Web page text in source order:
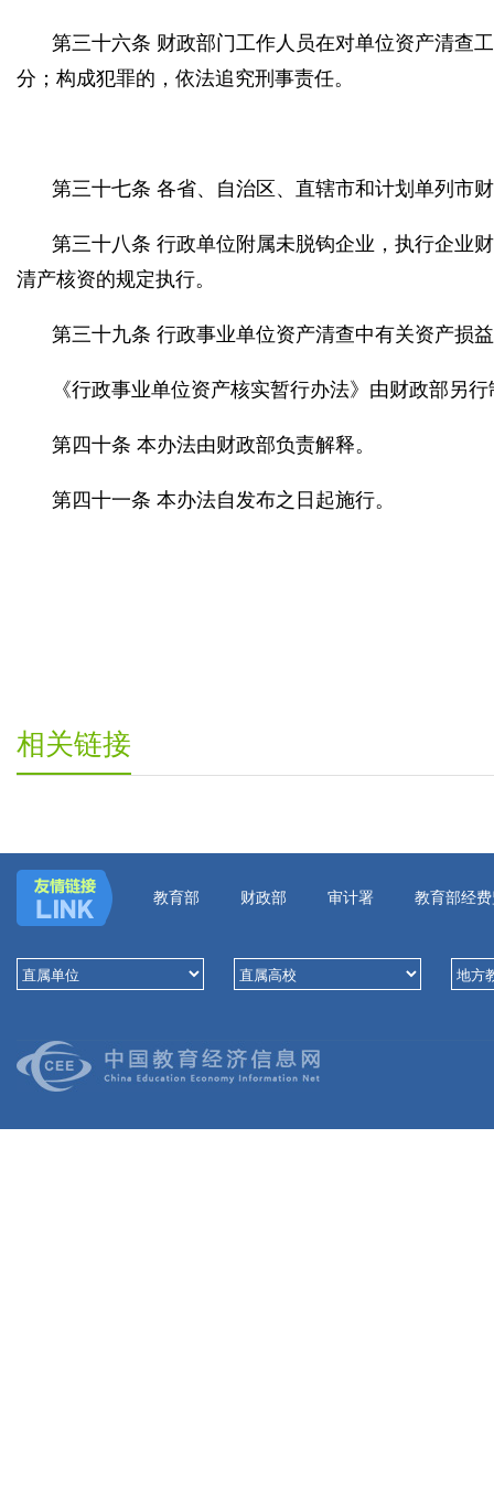
第三十六条 财政部门工作人员在对单位资产清查
分；构成犯罪的，依法追究刑事责任。
第三十七条 各省、自治区、直辖市和计划单列市
第三十八条 行政单位附属未脱钩企业，执行企业
清产核资的规定执行。
第三十九条 行政事业单位资产清查中有关资产损
《行政事业单位资产核实暂行办法》由财政部另
第四十条 本办法由财政部负责解释。
第四十一条 本办法自发布之日起施行。
相关链接
教育部 财政部 审计署 教育部经